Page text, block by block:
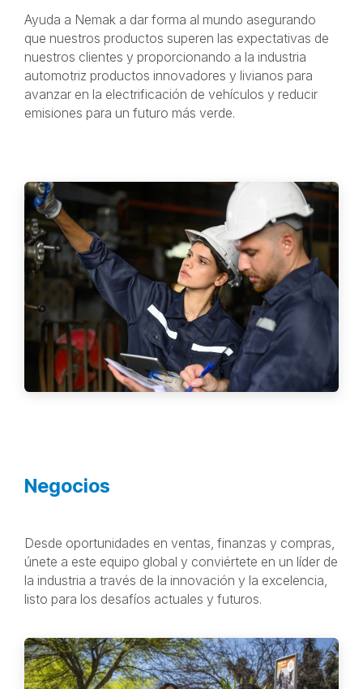
Ayuda a Nemak a dar forma al mundo asegurando
que nuestros productos superen las expectativas de
nuestros clientes y proporcionando a la industria
automotriz productos innovadores y livianos para
avanzar en la electrificación de vehículos y reducir
emisiones para un futuro más verde.
Negocios
Desde oportunidades en ventas, finanzas y compras,
únete a este equipo global y conviértete en un líder de
la industria a través de la innovación y la excelencia,
listo para los desafíos actuales y futuros.